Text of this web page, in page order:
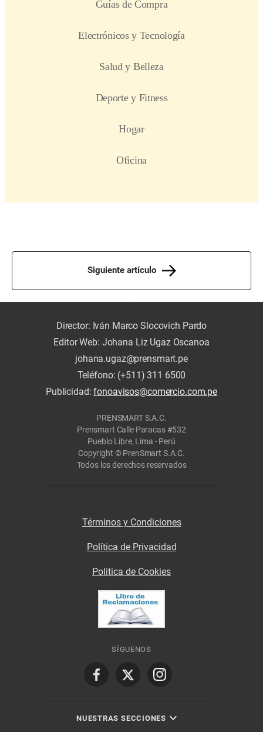
Siguiente artículo
Director: Iván Marco Slocovich Pardo
Editor Web: Johana Liz Ugaz Oscanoa
johana.ugaz@prensmart.pe
Teléfono: (+511) 311 6500
Publicidad:fonoavisos@comercio.com.pe
PRENSMART S.A.C.
Prensmart Calle Paracas #532
Pueblo Libre, Lima - Perú
Copyright © PrenSmart S.A.C.
Todos los derechos reservados
Términos y Condiciones
Política de Privacidad
Politica de Cookies
SÍGUENOS
NUESTRAS SECCIONES